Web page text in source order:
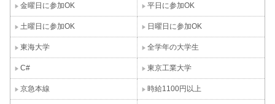
金曜日に参加OK 平日に参加OK
土曜日に参加OK 日曜日に参加OK
東海大学 全学年の大学生
C# 東京工業大学
京急本線 時給1100円以上